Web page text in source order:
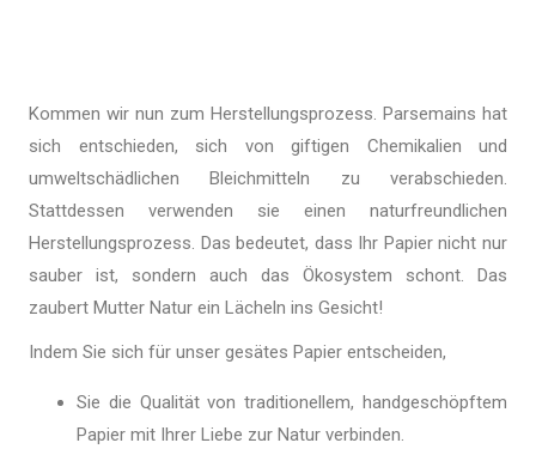
Kommen wir nun zum Herstellungsprozess. Parsemains hat
sich entschieden, sich von giftigen Chemikalien und
umweltschädlichen Bleichmitteln zu verabschieden.
Stattdessen verwenden sie einen naturfreundlichen
Herstellungsprozess. Das bedeutet, dass Ihr Papier nicht nur
sauber ist, sondern auch das Ökosystem schont. Das
zaubert Mutter Natur ein Lächeln ins Gesicht!
Indem Sie sich für unser gesätes Papier entscheiden,
Sie die Qualität von traditionellem, handgeschöpftem
Papier mit Ihrer Liebe zur Natur verbinden.